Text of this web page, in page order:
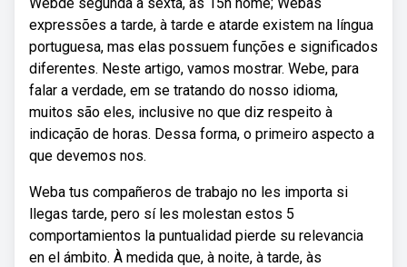
expressões a tarde, à tarde e atarde existem na língua
portuguesa, mas elas possuem funções e significados
diferentes. Neste artigo, vamos mostrar. Webe, para
falar a verdade, em se tratando do nosso idioma,
muitos são eles, inclusive no que diz respeito à
indicação de horas. Dessa forma, o primeiro aspecto a
que devemos nos.
Weba tus compañeros de trabajo no les importa si
llegas tarde, pero sí les molestan estos 5
comportamientos la puntualidad pierde su relevancia
en el ámbito. À medida que, à noite, à tarde, às